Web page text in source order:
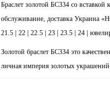
Браслет золотой БС334 со
обслуживание, доставка Украина
21.5 | 22 | 22.5 | 23 | 23.5 | 24 |
Золотой браслет БС334 это
личная империя золотых